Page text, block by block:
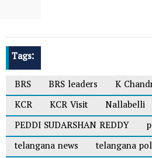
Tags:
BRS
BRS leaders
K
KCR
KCR Visit Nallabelli
PEDDI SUDARSHAN REDDY
telangana news
telangana